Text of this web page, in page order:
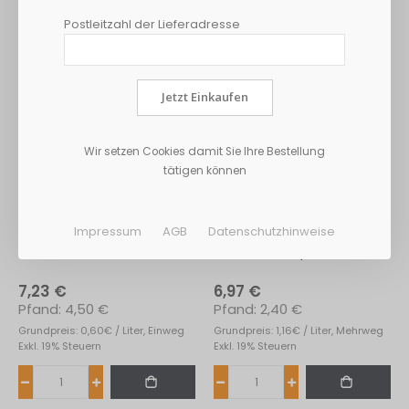
7,23 €
Grundpreis: 0,60€ / Liter, Einweg
4,50 €
Exkl. 19% Steuern
6,97 €
Grundpreis: 1,16€ / Liter, Mehrweg
2,40 €
Exkl. 19% Steuern
Postleitzahl der Lieferadresse
Jetzt Einkaufen
Wir setzen Cookies damit Sie Ihre Bestellung
tätigen können
Impressum AGB Datenschutzhinweise